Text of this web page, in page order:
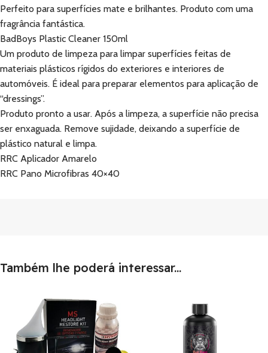
Perfeito para superfícies mate e brilhantes. Produto com uma
fragrância fantástica.
BadBoys Plastic Cleaner 150ml
Um produto de limpeza para limpar superfícies feitas de
materiais plásticos rígidos do exteriores e interiores de
automóveis. É ideal para preparar elementos para aplicação de
“dressings”.
Produto pronto a usar. Após a limpeza, a superfície não precisa
ser enxaguada. Remove sujidade, deixando a superfície de
plástico natural e limpa.
RRC Aplicador Amarelo
RRC Pano Microfibras 40×40
Também lhe poderá interessar...